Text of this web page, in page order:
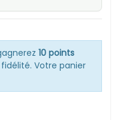
10 points
Votre panier